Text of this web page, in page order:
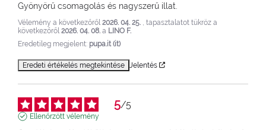
Gyönyörű csomagolás és nagyszerű illat.
Vélemény a következőről 2026. 04. 25.
, tapasztalatot tükröz a
következőről 2026. 04. 08. a LINO F.
Eredetileg megjelent: pupa.it (it)
Eredeti értékelés megtekintése Jelentés
5/5
Ellenőrzött vélemény